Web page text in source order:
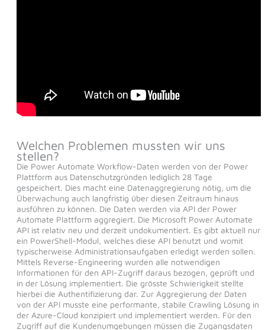
Welchen Problemen mussten wir uns
stellen?
Die Power Automate Workflow-Daten werden von der Power
Plattform aus Datenschutzgründen lediglich 28 Tage
gespeichert. Dies macht eine Datenaggregierung nötig, um die
Überwachung auch langfristig über diesen Zeitraum hinaus
ausführen zu können. Die Daten werden via API der Power
Automate Plattform aggregiert. Die Microsoft Power Automate
API ist relativ neu und derzeit undokumentiert. Es gibt aktuell nur
ein PowerShell-Modul, welches diese API benutzt und womit
typischerweise Administrationsaufgaben erledigt werden sollen.
Mittels Reverse-Engineering wurden alle notwendigen
Informationen für den API-Zugriff daraus bezogen, geprüft und
in der Lösung implementiert. Die grösste Schwierigkeit stellte
hierbei die Authentifizierung dar. Zur Aggregierung der Daten
von der API musste eine performante, stabile Crawling Lösung in
der Azure-Cloud konzipiert und implementiert werden. Für den
Zugriff auf die Kundenumgebungen müssen die Zugangsdaten